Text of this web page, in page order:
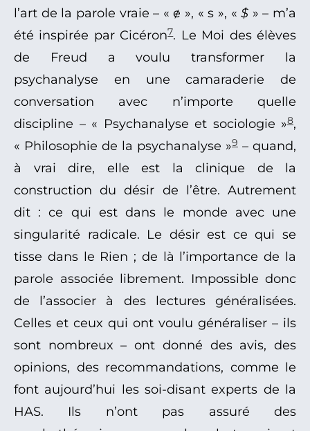
l’art de la parole vraie – « ɇ », « s », «$ » – m’a
été inspirée par Cicéron7. Le Moi des élèves
de Freud a voulu transformer la
psychanalyse en une camaraderie de
conversation avec n’importe quelle
discipline – « Psychanalyse et sociologie »8,
« Philosophie de la psychanalyse »9 – quand,
à vrai dire, elle est la clinique de la
construction du désir de l’être. Autrement
dit : ce qui est dans le monde avec une
singularité radicale. Le désir est ce qui se
tisse dans le Rien ; de là l’importance de la
parole associée librement. Impossible donc
de l’associer à des lectures généralisées.
Celles et ceux qui ont voulu généraliser – ils
sont nombreux – ont donné des avis, des
opinions, des recommandations, comme le
font aujourd’hui les soi-disant experts de la
HAS. Ils n’ont pas assuré des